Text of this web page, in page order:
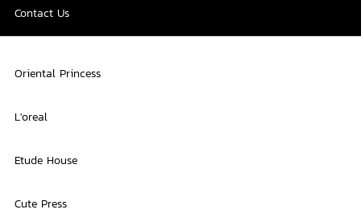
Contact Us
Oriental Princess
L'oreal
Etude House
Cute Press